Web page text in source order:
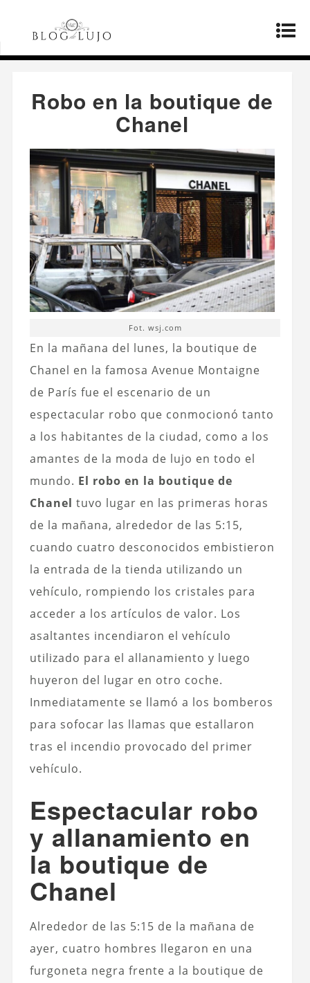
Página principal
Robo en la boutique
Robo en la boutique de
Chanel
Fot. wsj.com
En la mañana del lunes, la boutique de
Chanel en la famosa Avenue Montaigne
de París fue el escenario de un
espectacular robo que conmocionó tanto
a los habitantes de la ciudad, como a los
amantes de la moda de lujo en todo el
mundo. El robo en la boutique de
Chanel tuvo lugar en las primeras horas
de la mañana, alrededor de las 5:15,
cuando cuatro desconocidos embistieron
la entrada de la tienda utilizando un
vehículo, rompiendo los cristales para
acceder a los artículos de valor. Los
asaltantes incendiaron el vehículo
utilizado para el allanamiento y luego
huyeron del lugar en otro coche.
Inmediatamente se llamó a los bomberos
para sofocar las llamas que estallaron
tras el incendio provocado del primer
vehículo.
Espectacular robo
y allanamiento en
la boutique de
Chanel
Alrededor de las 5:15 de la mañana de
ayer, cuatro hombres llegaron en una
furgoneta negra frente a la boutique de